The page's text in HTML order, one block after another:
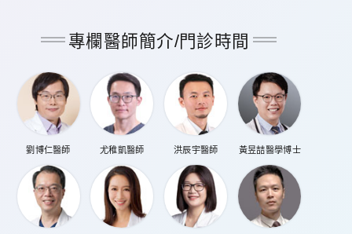
專欄醫師簡介/門診時間
劉博仁醫師 尤稚凱醫師 洪辰宇醫師 黃昱喆醫學博士